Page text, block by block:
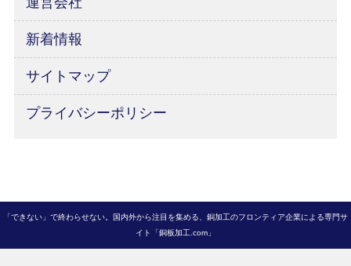
新着情報
サイトマップ
プライバシーポリシー
「できない」で終わらせない。国内外から注目を集める、銅加工のフロンティア企業による専門サ
イト「銅板加工.com」